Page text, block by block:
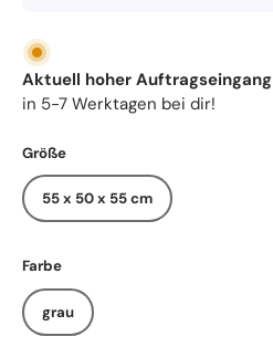
Aktuell hoher Auftragseingang
in 5-7 Werktagen bei dir!
Größe
55 x 50 x 55 cm
Farbe
grau